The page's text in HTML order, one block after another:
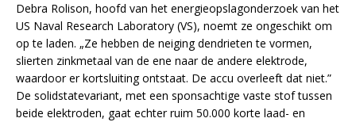
Debra Rolison, hoofd van het energieopslagonderzoek van het
US Naval Research Laboratory (VS), noemt ze ongeschikt om
op te laden. „Ze hebben de neiging dendrieten te vormen,
slierten zinkmetaal van de ene naar de andere elektrode,
waardoor er kortsluiting ontstaat. De accu overleeft dat niet.”
De solidstatevariant, met een sponsachtige vaste stof tussen
beide elektroden, gaat echter ruim 50.000 korte laad- en